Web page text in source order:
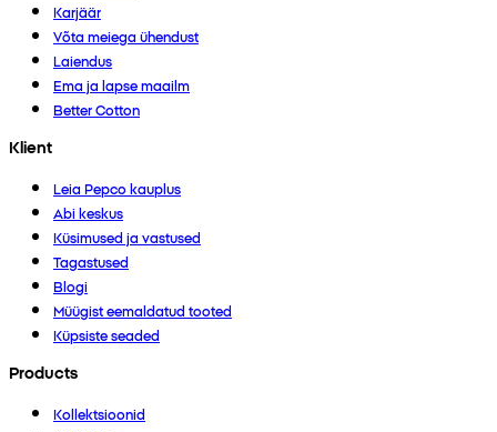
Karjäär
Võta meiega ühendust
Laiendus
Ema ja lapse maailm
Better Cotton
Klient
Leia Pepco kauplus
Abi keskus
Küsimused ja vastused
Tagastused
Blogi
Müügist eemaldatud tooted
Küpsiste seaded
Products
Kollektsioonid